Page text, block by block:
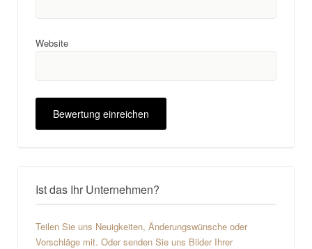
Website
Ist das Ihr Unternehmen?
Teilen Sie uns Neuigkeiten, Änderungswünsche oder
Vorschläge mit. Oder senden Sie uns Bilder Ihrer